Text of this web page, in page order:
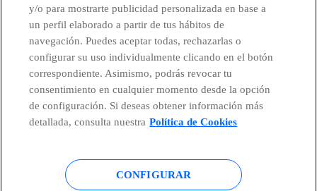
Canal de Denuncias
Centro Global Transparencia
Política de cookies Aviso legal
y/o para mostrarte publicidad personalizada en base a
un perfil elaborado a partir de tus hábitos de
navegación. Puedes aceptar todas, rechazarlas o
configurar su uso individualmente clicando en el botón
correspondiente. Asimismo, podrás revocar tu
consentimiento en cualquier momento desde la opción
de configuración. Si deseas obtener información más
detallada, consulta nuestra Política de Cookies
CONFIGURAR